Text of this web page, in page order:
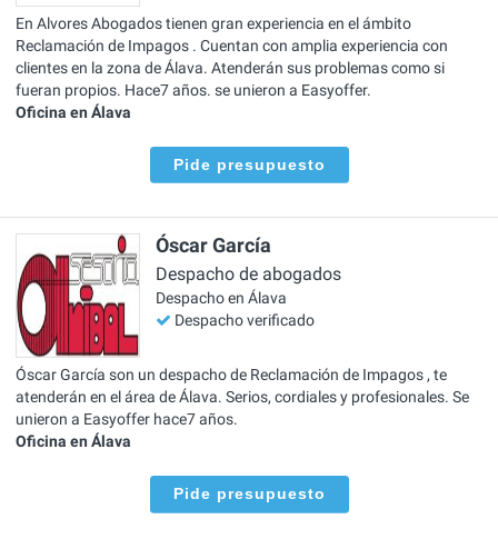
En Alvores Abogados tienen gran experiencia en el ámbito
Reclamación de Impagos . Cuentan con amplia experiencia con
clientes en la zona de Álava. Atenderán sus problemas como si
fueran propios. Hace7 años. se unieron a Easyoffer.
Oficina en Álava
Pide presupuesto
Óscar García
Despacho de abogados
Despacho en Álava
Despacho verificado
Óscar García son un despacho de Reclamación de Impagos , te
atenderán en el área de Álava. Serios, cordiales y profesionales. Se
unieron a Easyoffer hace7 años.
Oficina en Álava
Pide presupuesto